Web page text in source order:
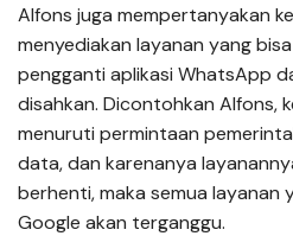
Alfons juga mempertanyakan
menyediakan layanan yang
pengganti aplikasi WhatsApp
disahkan. Dicontohkan Alfons,
menuruti permintaan
data, dan karenanya
berhenti, maka semua layanan
Google akan terganggu.